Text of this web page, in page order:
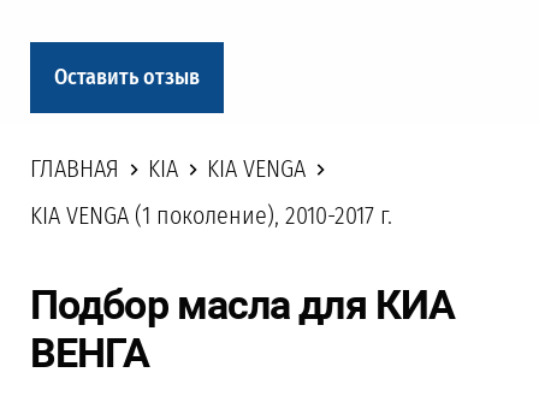
Оставить отзыв
ГЛАВНАЯ KIA
KIA VENGA
KIA VENGA (1 поколение), 2010-2017 г.
Подбор масла для КИА
ВЕНГА